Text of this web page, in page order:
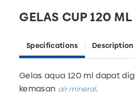
GELAS CUP 120 ML
Specifications Description
Gelas aqua 120 ml dapat
kemasan air mineral.